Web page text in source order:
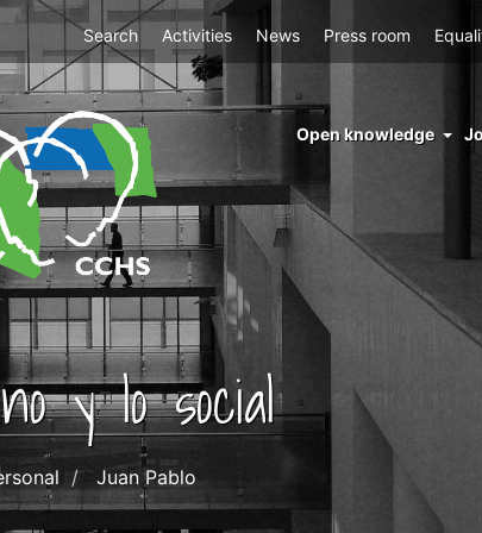
Top
Menu
Search Activities News Press room
menu
cchs
conocimiento
abierto
Open knowledge
y lo social
Juan Pablo